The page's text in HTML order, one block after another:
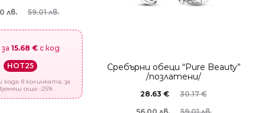
59.01 лв.
лв.
15.68 €с код
HOT25
в количката, за
още -25%
Сребърни обеци “Pure Beauty”
/позлатени/
30.17€
28.63€